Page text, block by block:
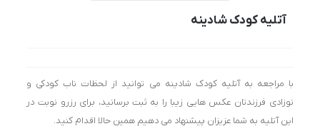
آتلیه کودک شادینه
با مراجعه به آتلیه کودک شادینه می توانید از لحظات ناب کودکی و
نوزادی فرزندتان عکس هایی زیبا را به ثبت برسانید، برای رزرو نوبت در
این آتلیه به شما عزیزان پیشنهاد می دهیم همین حالا اقدام کنید.